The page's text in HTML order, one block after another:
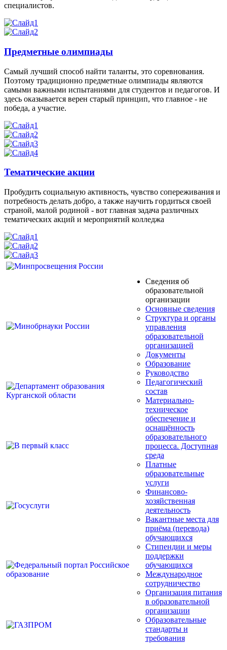
специалистов.
Предметные олимпиады
Самый лучший способ найти таланты, это соревнования.
Поэтому традиционно предметные олимпиады являются
самыми важными испытаниями для студентов и педагогов. И
здесь оказывается верен старый принцип, что главное - не
победа, а участие.
Тематические акции
Пробудить социальную активность, чувство сопереживания и
потребность делать добро, а также научить гордиться своей
страной, малой родиной - вот главная задача различных
тематических акций и мероприятий колледжа
Сведения об
образовательной
организации
Основные сведения
Структура и органы
управления
образовательной
организацией
Документы
Образование
Руководство
Педагогический
состав
Материально-
техническое
обеспечение и
оснащённость
образовательного
процесса. Доступная
среда
Платные
образовательные
услуги
Финансово-
хозяйственная
деятельность
Вакантные места для
приёма (перевода)
обучающихся
Стипендии и меры
поддержки
обучающихся
Международное
сотрудничество
Организация питания
в образовательной
организации
Образовательные
стандарты и
требования